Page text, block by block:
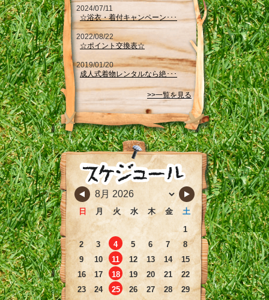
2024/07/11
☆浴衣・着付キャンペーン･･･
2022/08/22
☆ポイント交換表☆
2019/01/20
成人式着物レンタルなら絶･･･
>>一覧を見る
日 月 火 水 木 金
土
1
2
3 4 5 6 7
8
9
10 11 12 13 14
15
16
17 18 19 20 21
22
23
24 25 26 27 28
29